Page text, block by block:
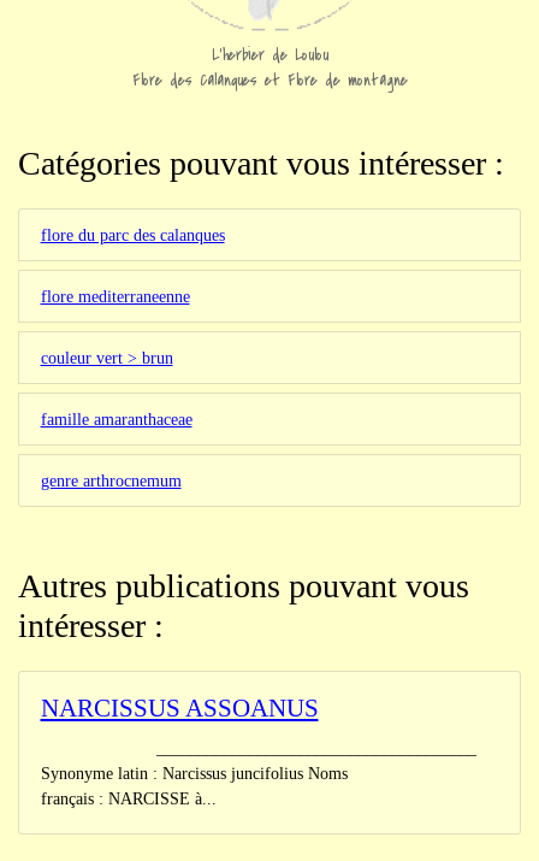
L'herbier de Loulou
Flore des Calanques et Flore de montagne
Catégories pouvant vous intéresser :
flore du parc des calanques
flore mediterraneenne
couleur vert > brun
famille amaranthaceae
genre arthrocnemum
Autres publications pouvant vous
intéresser :
NARCISSUS ASSOANUS
Synonyme latin : Narcissus juncifolius Noms
français : NARCISSE à...